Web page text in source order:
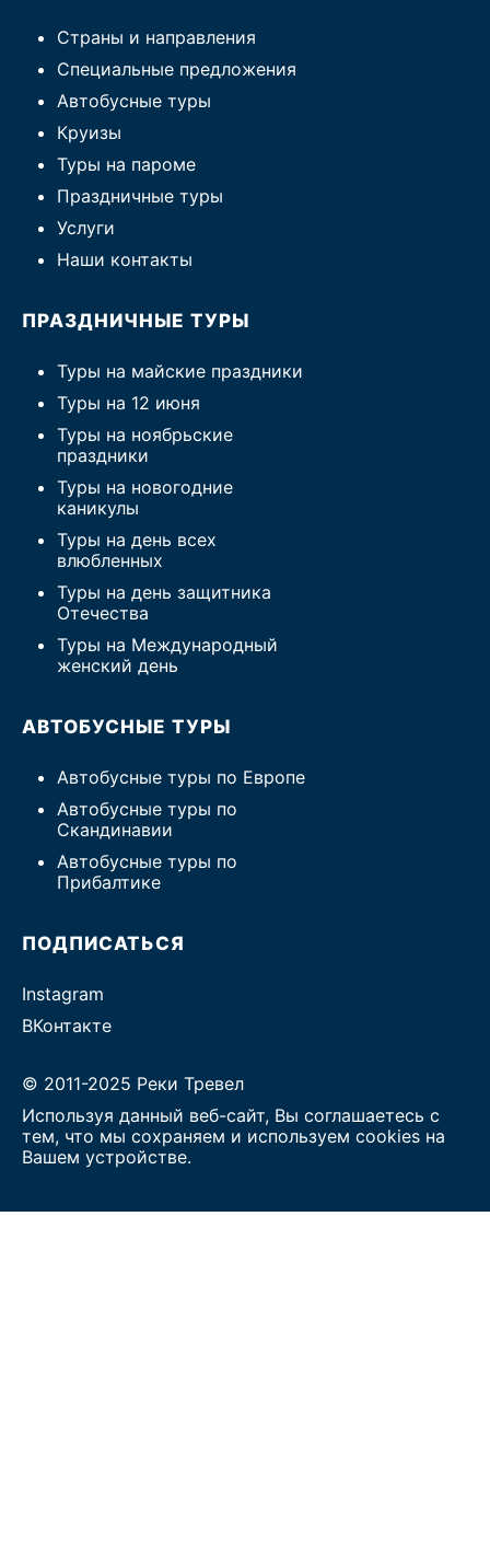
Страны и направления
Специальные предложения
Автобусные туры
Круизы
Туры на пароме
Праздничные туры
Услуги
Наши контакты
ПРАЗДНИЧНЫЕ ТУРЫ
Туры на майские праздники
Туры на 12 июня
Туры на ноябрьские
праздники
Туры на новогодние
каникулы
Туры на день всех
влюбленных
Туры на день защитника
Отечества
Туры на Международный
женский день
АВТОБУСНЫЕ ТУРЫ
Автобусные туры по Европе
Автобусные туры по
Скандинавии
Автобусные туры по
Прибалтике
ПОДПИСАТЬСЯ
Instagram
ВКонтакте
© 2011-2025 Реки Тревел
Используя данный веб-сайт, Вы соглашаетесь с
тем, что мы сохраняем и используем cookies на
Вашем устройстве.